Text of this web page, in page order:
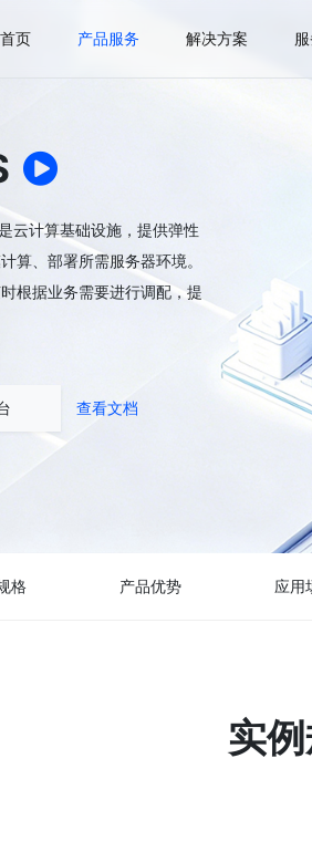
页 产品服务 解决方案
云计算基础设施，提供弹性
算、部署所需服务器环境。
根据业务需要进行调配，提
查看文档
格 产品优势 应用
实